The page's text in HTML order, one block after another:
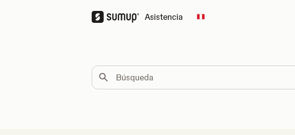
Asistencia Change country
Búsqueda